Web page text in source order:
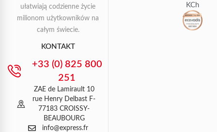
ułatwiają codzienne życie
milionom użytkowników na
całym świecie.
KONTAKT
+33 (0) 825 800
251
ZAE de Lamirault 10
rue Henry Delbast F-
77183 CROISSY-
BEAUBOURG
info@express.fr
KCh